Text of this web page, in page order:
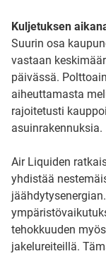
Kuljetuksen
Suurin osa
vastaan
päivässä.
aiheuttamasta
rajoitetusti
asuinrakennuksia.
Air Liquiden
yhdistää
tehokkuuden
jakelureiteillä.